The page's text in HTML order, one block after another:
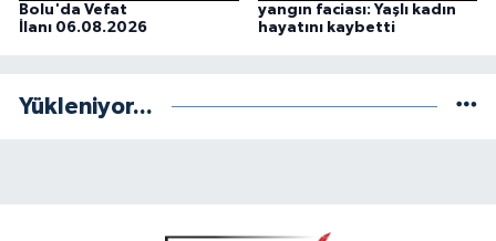
Bolu'da Vefat
İlanı 06.08.2026
yangın faciası: Yaşlı kadın
hayatını kaybetti
Yükleniyor...